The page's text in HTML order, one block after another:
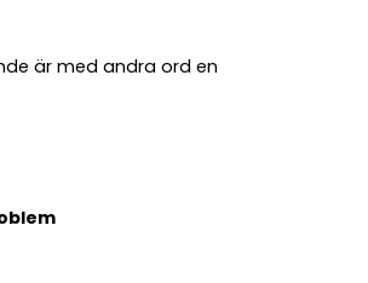
är med andra ord en